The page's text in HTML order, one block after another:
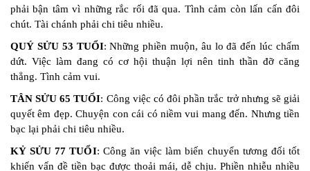
phải bận tâm vì những rắc rối đã qua. Tình cảm còn lấn cấn đôi
chút. Tài chánh phải chi tiêu nhiều.
QUÝ SỬU 53 TUỔI: Những phiền muộn, âu lo đã đến lúc chấm
dứt. Việc làm đang có cơ hội thuận lợi nên tinh thần đỡ căng
thẳng. Tình cảm vui.
TÂN SỬU 65 TUỔI: Công việc có đôi phần trắc trở nhưng sẽ giải
quyết êm đẹp. Chuyện con cái có niềm vui mang đến. Nhưng tiền
bạc lại phải chi tiêu nhiều.
KỶ SỬU 77 TUỔI: Công ăn việc làm biến chuyển tương đối tốt
khiến vấn đề tiền bạc được thoải mái, dễ chịu. Phiền nhiễu nhiều